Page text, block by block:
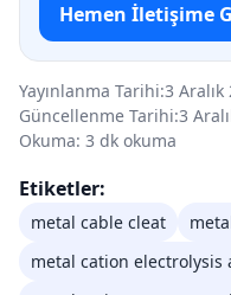
Hemen İletişime
Yayınlanma Tarihi:3 Aralık
Güncellenme Tarihi:3
Okuma: 3 dk okuma
Etiketler:
metal cable cleat
metal cation electrolysis